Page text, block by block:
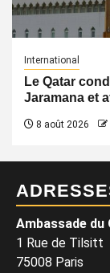
International
Le Qatar
Jaramana et
8 août 2026
Ambassade
1 Rue de Tilsitt
75008 Paris